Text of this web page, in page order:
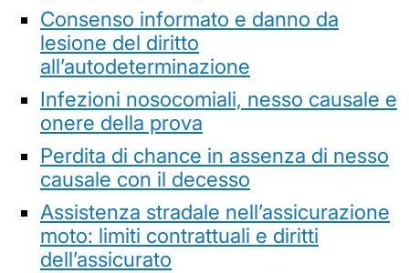
Consenso informato e danno da
lesione del diritto
all’autodeterminazione
Infezioni nosocomiali, nesso causale e
onere della prova
Perdita di chance in assenza di nesso
causale con il decesso
Assistenza stradale nell’assicurazione
moto: limiti contrattuali e diritti
dell’assicurato